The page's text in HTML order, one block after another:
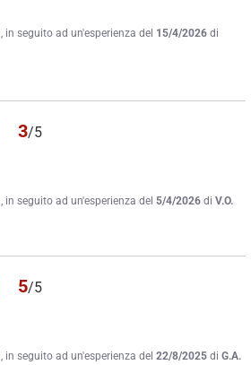
, in seguito ad un'esperienza del 15/4/2026 di
3/5
, in seguito ad un'esperienza del 5/4/2026 di V.O.
5/5
, in seguito ad un'esperienza del 22/8/2025 di G.A.